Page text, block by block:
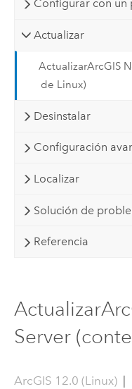
Configurar con un
Actualizar
ActualizarArcGIS
de Linux)
Desinstalar
Configuración
Localizar
Solución de
Referencia
Server
ArcGIS 12.0 (Linux)|